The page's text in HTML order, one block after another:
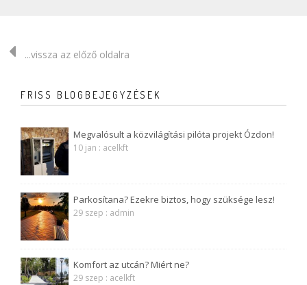
...vissza az előző oldalra
FRISS BLOGBEJEGYZÉSEK
Megvalósult a közvilágítási pilóta projekt Ózdon!
10 jan : acelkft
Parkosítana? Ezekre biztos, hogy szüksége lesz!
29 szep : admin
Komfort az utcán? Miért ne?
29 szep : acelkft